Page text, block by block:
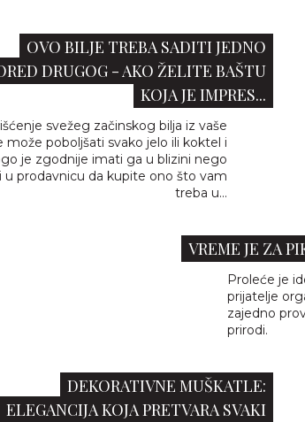
OVO BILJE TREBA SADITI JEDNO
DRUGOG - AKO ŽELITE BAŠTU
KOJA JE IMPRES...
svežeg začinskog bilja iz vaše
može poboljšati svako jelo ili koktel i
je zgodnije imati ga u blizini nego
u prodavnicu da kupite ono što vam
treba u...
VREME JE ZA
Proleće je
prijatelje
zajedno
prirodi.
DEKORATIVNE MUŠKATLE:
ELEGANCIJA KOJA PRETVARA SVAKI